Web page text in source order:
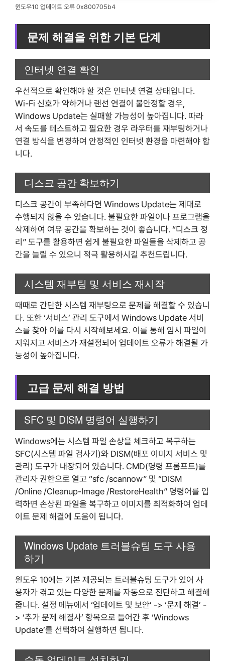
윈도우10 업데이트 오류 0x800705b4
문제 해결을 위한 기본 단계
인터넷 연결 확인
우선적으로 확인해야 할 것은 인터넷 연결 상태입니다.
Wi-Fi 신호가 약하거나 랜선 연결이 불안정할 경우,
Windows Update는 실패할 가능성이 높아집니다. 따라
서 속도를 테스트하고 필요한 경우 라우터를 재부팅하거나
연결 방식을 변경하여 안정적인 인터넷 환경을 마련해야 합
니다.
디스크 공간 확보하기
디스크 공간이 부족하다면 Windows Update는 제대로
수행되지 않을 수 있습니다. 불필요한 파일이나 프로그램을
삭제하여 여유 공간을 확보하는 것이 좋습니다. “디스크 정
리” 도구를 활용하면 쉽게 불필요한 파일들을 삭제하고 공
간을 늘릴 수 있으니 적극 활용하시길 추천드립니다.
시스템 재부팅 및 서비스 재시작
때때로 간단한 시스템 재부팅으로 문제를 해결할 수 있습니
다. 또한 ‘서비스’ 관리 도구에서 Windows Update 서비
스를 찾아 이를 다시 시작해보세요. 이를 통해 임시 파일이
지워지고 서비스가 재설정되어 업데이트 오류가 해결될 가
능성이 높아집니다.
고급 문제 해결 방법
SFC 및 DISM 명령어 실행하기
Windows에는 시스템 파일 손상을 체크하고 복구하는
SFC(시스템 파일 검사기)와 DISM(배포 이미지 서비스 및
관리) 도구가 내장되어 있습니다. CMD(명령 프롬프트)를
관리자 권한으로 열고 “sfc /scannow” 및 “DISM
/Online /Cleanup-Image /RestoreHealth” 명령어를 입
력하면 손상된 파일을 복구하고 이미지를 최적화하여 업데
이트 문제 해결에 도움이 됩니다.
Windows Update 트러블슈팅 도구 사용
하기
윈도우 10에는 기본 제공되는 트러블슈팅 도구가 있어 사
용자가 겪고 있는 다양한 문제를 자동으로 진단하고 해결해
줍니다. 설정 메뉴에서 ‘업데이트 및 보안’ -> ‘문제 해결’ -
> ‘추가 문제 해결사’ 항목으로 들어간 후 ‘Windows
Update’를 선택하여 실행하면 됩니다.